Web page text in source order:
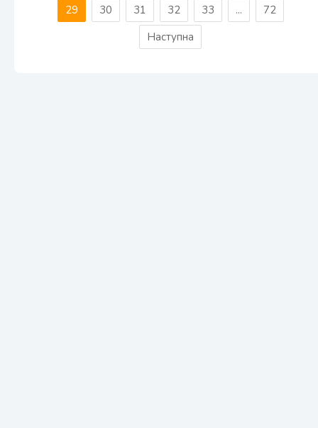
29
30 31 32 33 ...
72
Наступна